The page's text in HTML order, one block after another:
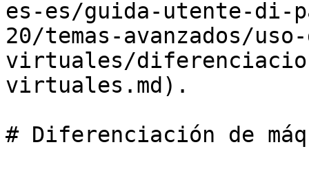
es-es/guida-utente-di-
20/temas-avanzados/
virtuales/
virtuales.md).
# Diferenciación de